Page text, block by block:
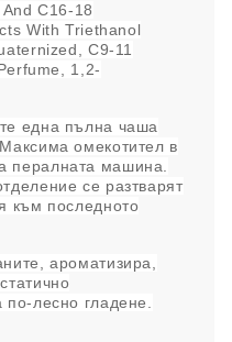
C16-18
With Triethanol
C9-11
1,2-
една пълна чаша
омекотител в
пералната машина.
се разтварят
към последното
ароматизира,
по-лесно гладене.